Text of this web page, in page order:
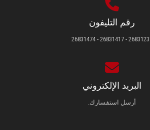
رقم التليفون
26831231 - 26831417 -
البريد الإلكتروني
أرسل استفسارك.